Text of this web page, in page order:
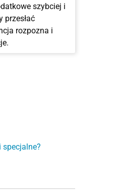
szybciej i
przesłać
rozpozna i
specjalne?